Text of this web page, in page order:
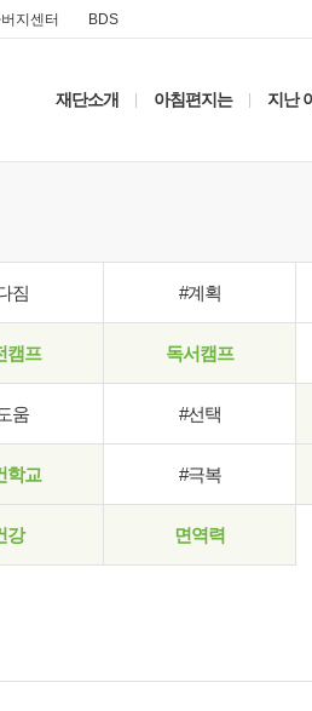
지센터 BDS
재단소개 아침편지는 지난
짐 #계획
캠프 독서캠프
움 #선택
학교 #극복
강 면역력